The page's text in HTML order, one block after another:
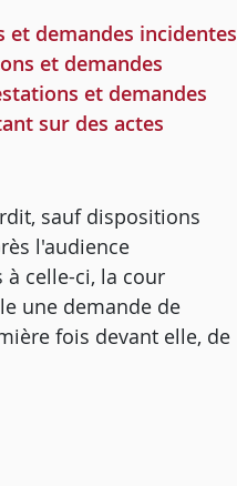
et demandes incidentes
et demandes
et demandes
sur des actes
sauf dispositions
l'audience
celle-ci, la cour
une demande de
fois devant elle, de